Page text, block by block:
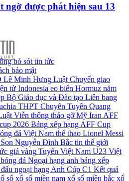
được phát hiện sau 13
bỏ sót tin tức
bảo mật
Lê Minh Hưng Luật Chuyển giao
tử Indonesia eo biển Hormuz năm
Bộ Giáo dục và Đào tạo Liên bang
THPT Chuyên Tuyên Quang
Viễn thông tháo gỡ Mỹ Iran AFF
2026 Bảng xếp hạng AFF Cup
đá Việt Nam thể thao Lionel Messi
Nguyễn Đình Bắc tin thế giới
giá vàng Tuyển Việt Nam U23 Việt
đá Ngoại hạng anh bảng xếp
ngoại hạng Anh Cúp C1 Kết quả
số xổ số miền nam xổ số miền bắc xổ